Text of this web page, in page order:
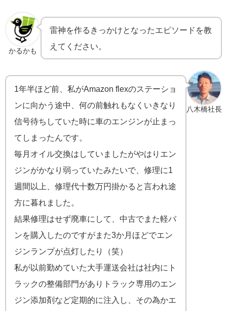
かるかも
雷神を作るきっかけとなったエピソードを教
えてください。
八木橋社長
1年半ほど前、私がAmazon flexのステーショ
ンに向かう途中、何の前触れもなくいきなり
信号待ちしていた時に車のエンジンが止まっ
てしまったんです。
毎月オイル交換はしていましたがやはりエン
ジンがかなり弱っていたみたいで、修理に1
週間以上、修理代十数万円掛かると言われ途
方に暮れました。
結果修理はせず廃車にして、中古でまた軽バ
ンを購入したのですがまた3か月ほどでエン
ジンランプが点灯したり（笑）
私が以前勤めていた大手運送会社は社内にト
ラックの整備部門がありトラック専用のエン
ジン添加剤など定期的に注入し、その為かエ